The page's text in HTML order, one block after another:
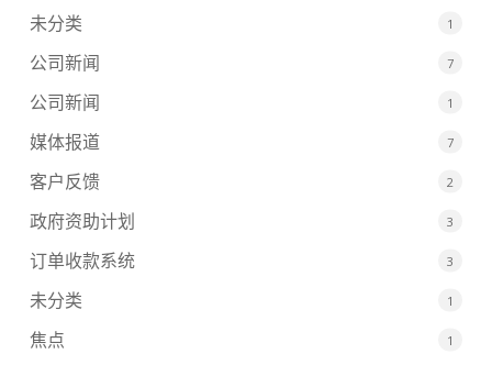
未分类 1
公司新闻 7
公司新闻 1
媒体报道 7
客户反馈 2
政府资助计划 3
订单收款系统 3
未分类 1
焦点 1